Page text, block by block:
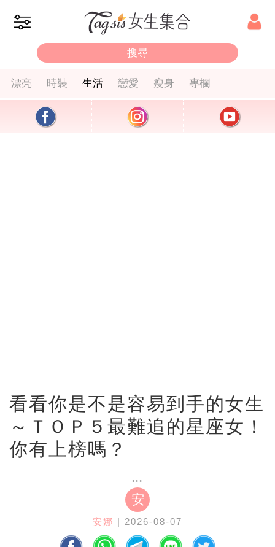
漂亮 時裝 生活 戀愛 瘦身 專欄
看看你是不是容易到手的女生
～ＴＯＰ５最難追的星座女！
你有上榜嗎？
安
安娜 | 2026-08-07